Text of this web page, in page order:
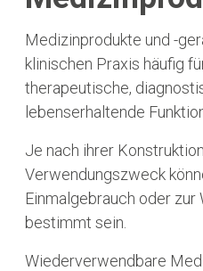
Medizinprodukte und -
klinischen Praxis häufig
therapeutische,
lebenserhaltende
Je nach ihrer
Verwendungszweck
Einmalgebrauch oder
bestimmt sein.
Wiederverwendbare